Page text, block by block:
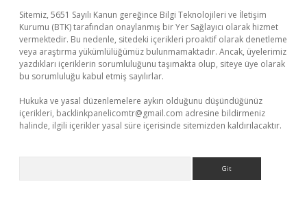
Sitemiz, 5651 Sayılı Kanun gereğince Bilgi Teknolojileri ve İletişim
Kurumu (BTK) tarafından onaylanmış bir Yer Sağlayıcı olarak hizmet
vermektedir. Bu nedenle, sitedeki içerikleri proaktif olarak denetleme
veya araştırma yükümlülüğümüz bulunmamaktadır. Ancak, üyelerimiz
yazdıkları içeriklerin sorumluluğunu taşımakta olup, siteye üye olarak
bu sorumluluğu kabul etmiş sayılırlar.
Hukuka ve yasal düzenlemelere aykırı olduğunu düşündüğünüz
içerikleri, backlinkpanelicomtr@gmail.com adresine bildirmeniz
halinde, ilgili içerikler yasal süre içerisinde sitemizden kaldırılacaktır.